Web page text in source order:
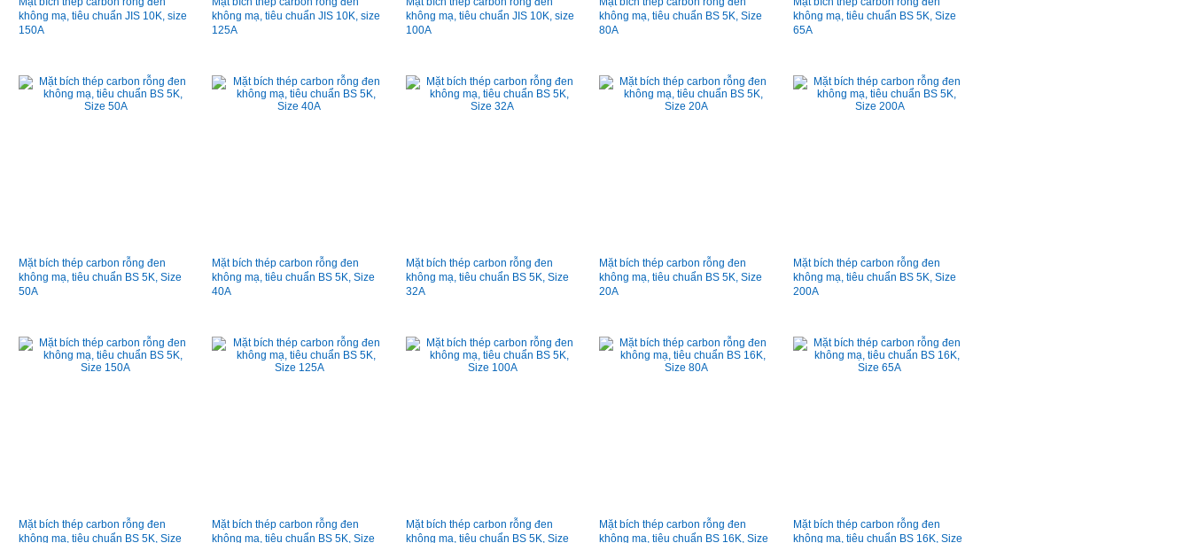
không mạ, tiêu chuẩn JIS 10K, size
150A
không mạ, tiêu chuẩn JIS 10K, size
125A
không mạ, tiêu chuẩn JIS 10K, size
100A
không mạ, tiêu chuẩn BS 5K, Size
80A
không mạ, tiêu chuẩn BS 5K, Size
65A
Mặt bích thép carbon rỗng đen
không mạ, tiêu chuẩn BS 5K, Size
50A
Mặt bích thép carbon rỗng đen
không mạ, tiêu chuẩn BS 5K, Size
40A
Mặt bích thép carbon rỗng đen
không mạ, tiêu chuẩn BS 5K, Size
32A
Mặt bích thép carbon rỗng đen
không mạ, tiêu chuẩn BS 5K, Size
20A
Mặt bích thép carbon rỗng đen
không mạ, tiêu chuẩn BS 5K, Size
200A
Mặt bích thép carbon rỗng đen
không mạ, tiêu chuẩn BS 5K, Size
Mặt bích thép carbon rỗng đen
không mạ, tiêu chuẩn BS 5K, Size
Mặt bích thép carbon rỗng đen
không mạ, tiêu chuẩn BS 5K, Size
Mặt bích thép carbon rỗng đen
không mạ, tiêu chuẩn BS 16K, Size
Mặt bích thép carbon rỗng đen
không mạ, tiêu chuẩn BS 16K, Size